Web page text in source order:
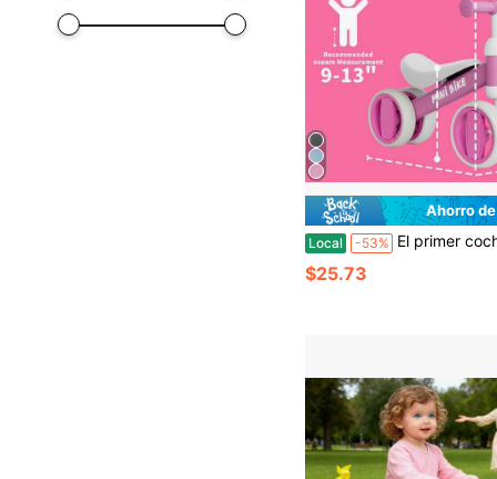
Ahorro
Local -53% El primer coche de caminar del bebé, bicicleta de equilibrio perfecta como primer vehículo para niños pequeños de 1+ años, regalo de cumpleaños para niños de
$25.73